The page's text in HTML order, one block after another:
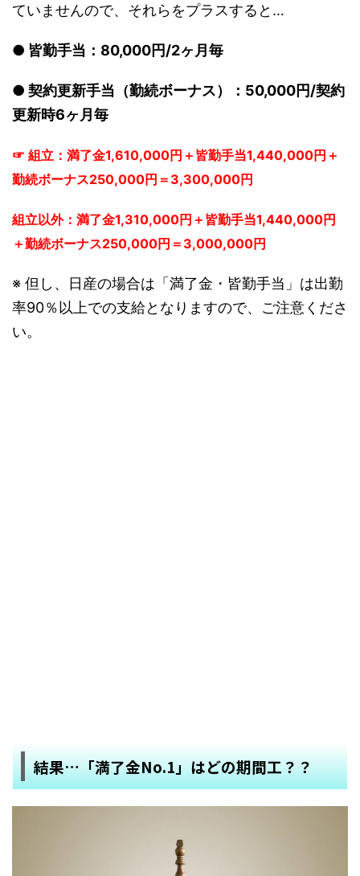
ていませんので、それらをプラスすると…
● 皆勤手当：80,000円/2ヶ月毎
● 契約更新手当（勤続ボーナス）：50,000円/契約
更新時6ヶ月毎
☞ 組立：満了金1,610,000円＋皆勤手当1,440,000円＋
勤続ボーナス250,000円＝3,300,000円
組立以外：満了金1,310,000円＋皆勤手当1,440,000円
＋勤続ボーナス250,000円＝3,000,000円
※ 但し、日産の場合は「満了金・皆勤手当」は出勤
率90％以上での支給となりますので、ご注意くださ
い。
結果…「満了金No.1」はどの期間工？？